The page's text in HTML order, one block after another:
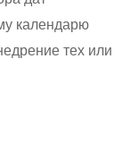
календарю
тех или